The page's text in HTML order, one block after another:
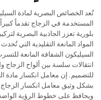
تُعد الخصائص البصرية لمادة
المستخدمة في الزجاج تقدماً
بلورية تعزز الجاذبية البصرية
المواد المانعة التقليدية التي
السيليكون الشفافة المانعة
انتقالات سلسة بين ألواح الزجاج
للتصميم. إن معامل انكسار مادة
بشكل وثيق معامل انكسار
ويحافظ على خطوط الرؤية